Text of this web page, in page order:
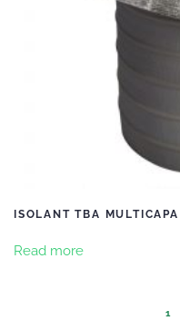
ISOLANT TBA MULTICAPA
Read more
1